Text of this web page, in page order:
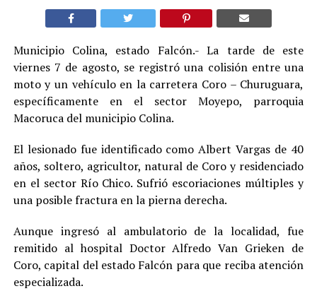
Municipio Colina, estado Falcón.- La tarde de este
viernes 7 de agosto, se registró una colisión entre una
moto y un vehículo en la carretera Coro – Churuguara,
específicamente en el sector Moyepo, parroquia
Macoruca del municipio Colina.
El lesionado fue identificado como Albert Vargas de 40
años, soltero, agricultor, natural de Coro y residenciado
en el sector Río Chico. Sufrió escoriaciones múltiples y
una posible fractura en la pierna derecha.
Aunque ingresó al ambulatorio de la localidad, fue
remitido al hospital Doctor Alfredo Van Grieken de
Coro, capital del estado Falcón para que reciba atención
especializada.